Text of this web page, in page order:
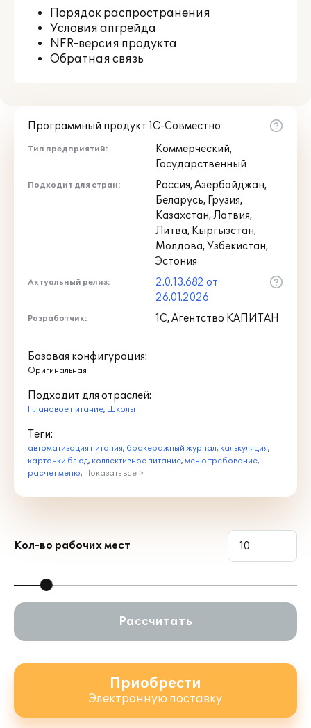
Порядок распространения
Условия апгрейда
NFR-версия продукта
Обратная связь
Программный продукт 1С-Совместно
Тип предприятий:
Коммерческий,
Государственный
Подходит для стран:
Россия, Азербайджан,
Беларусь, Грузия,
Казахстан, Латвия,
Литва, Кыргызстан,
Молдова, Узбекистан,
Эстония
Актуальный релиз:
2.0.13.682 от
26.01.2026
Разработчик: 1С, Агентство КАПИТАН
Базовая конфигурация:
Оригинальная
Подходит для отраслей:
Плановое питание, Школы
Теги:
автоматизация питания, бракеражный журнал, калькуляция,
карточки блюд, коллективное питание, меню требование,
расчет меню, Показать все >
Кол-во рабочих мест
Рассчитать
Приобрести
Электронную поставку